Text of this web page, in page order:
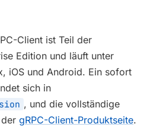
Client ist Teil der
Edition und läuft unter
iOS und Android. Ein sofort
sich in
, und die vollständige
gRPC-Client-Produktseite.